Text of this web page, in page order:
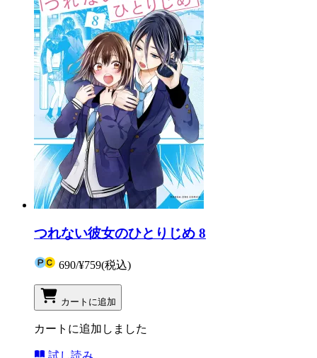
つれない彼女のひとりじめ 8
690/¥759(税込)
カートに追加
カートに追加しました